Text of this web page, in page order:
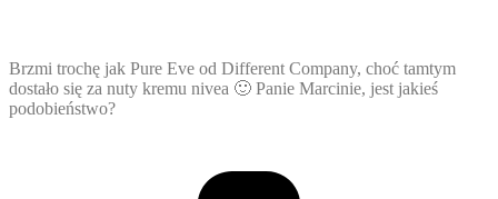
Brzmi trochę jak Pure Eve od Different Company, choć tamtym
dostało się za nuty kremu nivea 🙂 Panie Marcinie, jest jakieś
podobieństwo?